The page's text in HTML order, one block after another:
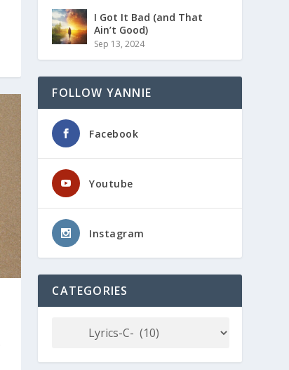
I Got It Bad (and That
Ain’t Good)
Sep 13, 2024
FOLLOW YANNIE
Facebook
Youtube
Instagram
CATEGORIES